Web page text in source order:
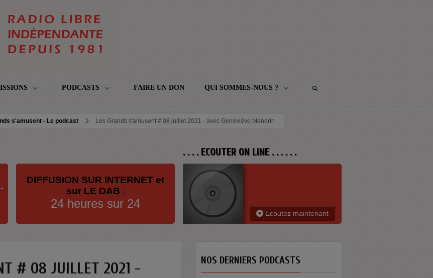
PODCASTS FAIRE UN DON QUI SOMMES-NOUS ?
s'amusent - Le podcast Les Grands s'amusent # 08 juillet 2021 - avec Geneviève Mandrin
-
DIFFUSION SUR INTERNET et
sur LE DAB :
24 heures sur 24
. . . . ECOUTER ON LINE . . . . . .
Ecoutez maintenant
# 08 JUILLET 2021 -
NOS DERNIERS PODCASTS